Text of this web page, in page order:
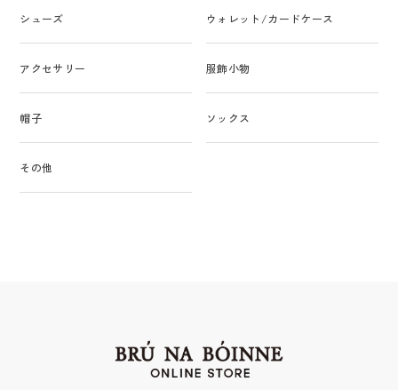
シューズ ウォレット/カードケース
アクセサリー 服飾小物
帽子 ソックス
その他